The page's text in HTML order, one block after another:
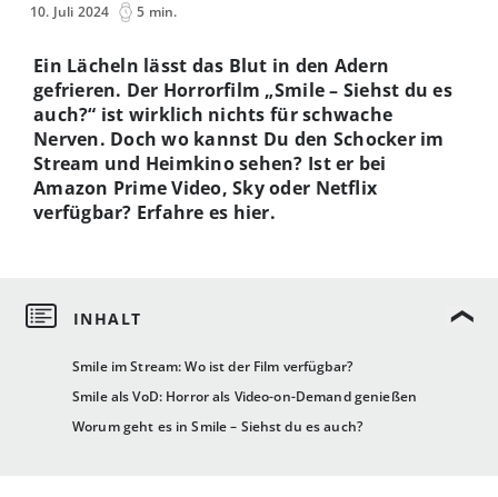
10. Juli 2024 5 min.
Smile im Stream: Wo ist der Film verfügbar?
Smile als VoD: Horror als Video-on-Demand genießen
Worum geht es in Smile – Siehst du es auch?
Ein Lächeln lässt das Blut in den Adern
gefrieren. Der Horrorfilm „Smile – Siehst du es
auch?“ ist wirklich nichts für schwache
Nerven. Doch wo kannst Du den Schocker im
Stream und Heimkino sehen? Ist er bei
Amazon Prime Video, Sky oder Netflix
verfügbar? Erfahre es hier.